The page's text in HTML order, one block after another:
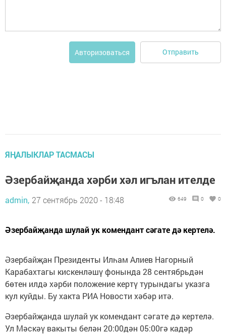
Авторизоваться Отправить
ЯҢАЛЫКЛАР ТАСМАСЫ
Әзербайҗанда хәрби хәл игълан ителде
admin, 27 сентябрь 2020 - 18:48 649 0 0
Әзербайҗанда шулай ук комендант сәгате дә кертелә.
Әзербайҗан Президенты Илһам Алиев Нагорный
Карабахтагы кискенләшү фонында 28 сентябрьдән
бөтен илдә хәрби положение кертү турындагы указга
кул куйды. Бу хакта РИА Новости хәбәр итә.
Әзербайҗанда шулай ук комендант сәгате дә кертелә.
Ул Мәскәү вакыты белән 20:00дән 05:00гә кадәр